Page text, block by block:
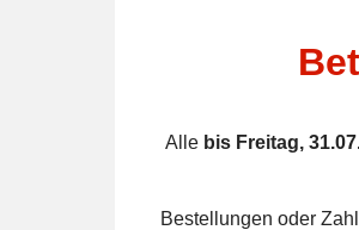
Alle bis Freitag,
Bestellungen oder